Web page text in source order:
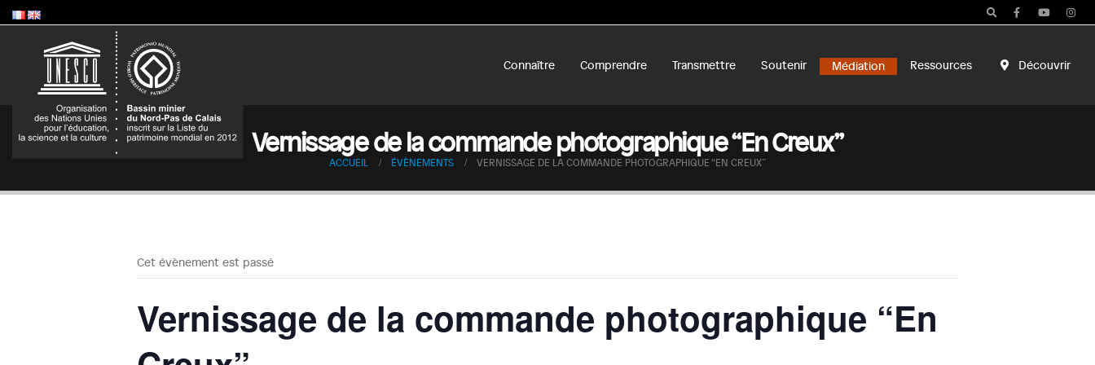
Connaître Comprendre Transmettre Soutenir Médiation Ressources Découvrir
Vernissage de la commande photographique “En Creux”
ACCUEIL ÉVÈNEMENTS VERNISSAGE DE LA COMMANDE PHOTOGRAPHIQUE “EN CREUX”
Cet évènement est passé
Vernissage de la commande photographique “En